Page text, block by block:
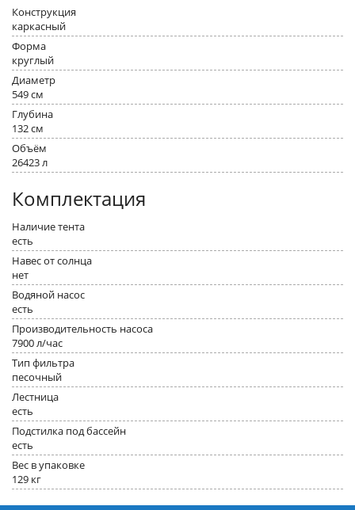
Конструкция
каркасный
Форма
круглый
Диаметр
549 см
Глубина
132 см
Объём
26423 л
Комплектация
Наличие тента
есть
Навес от солнца
нет
Водяной насос
есть
Производительность насоса
7900 л/час
Тип фильтра
песочный
Лестница
есть
Подстилка под бассейн
есть
Вес в упаковке
129 кг